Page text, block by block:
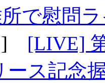
で慰問
[LIVE]
ース記念